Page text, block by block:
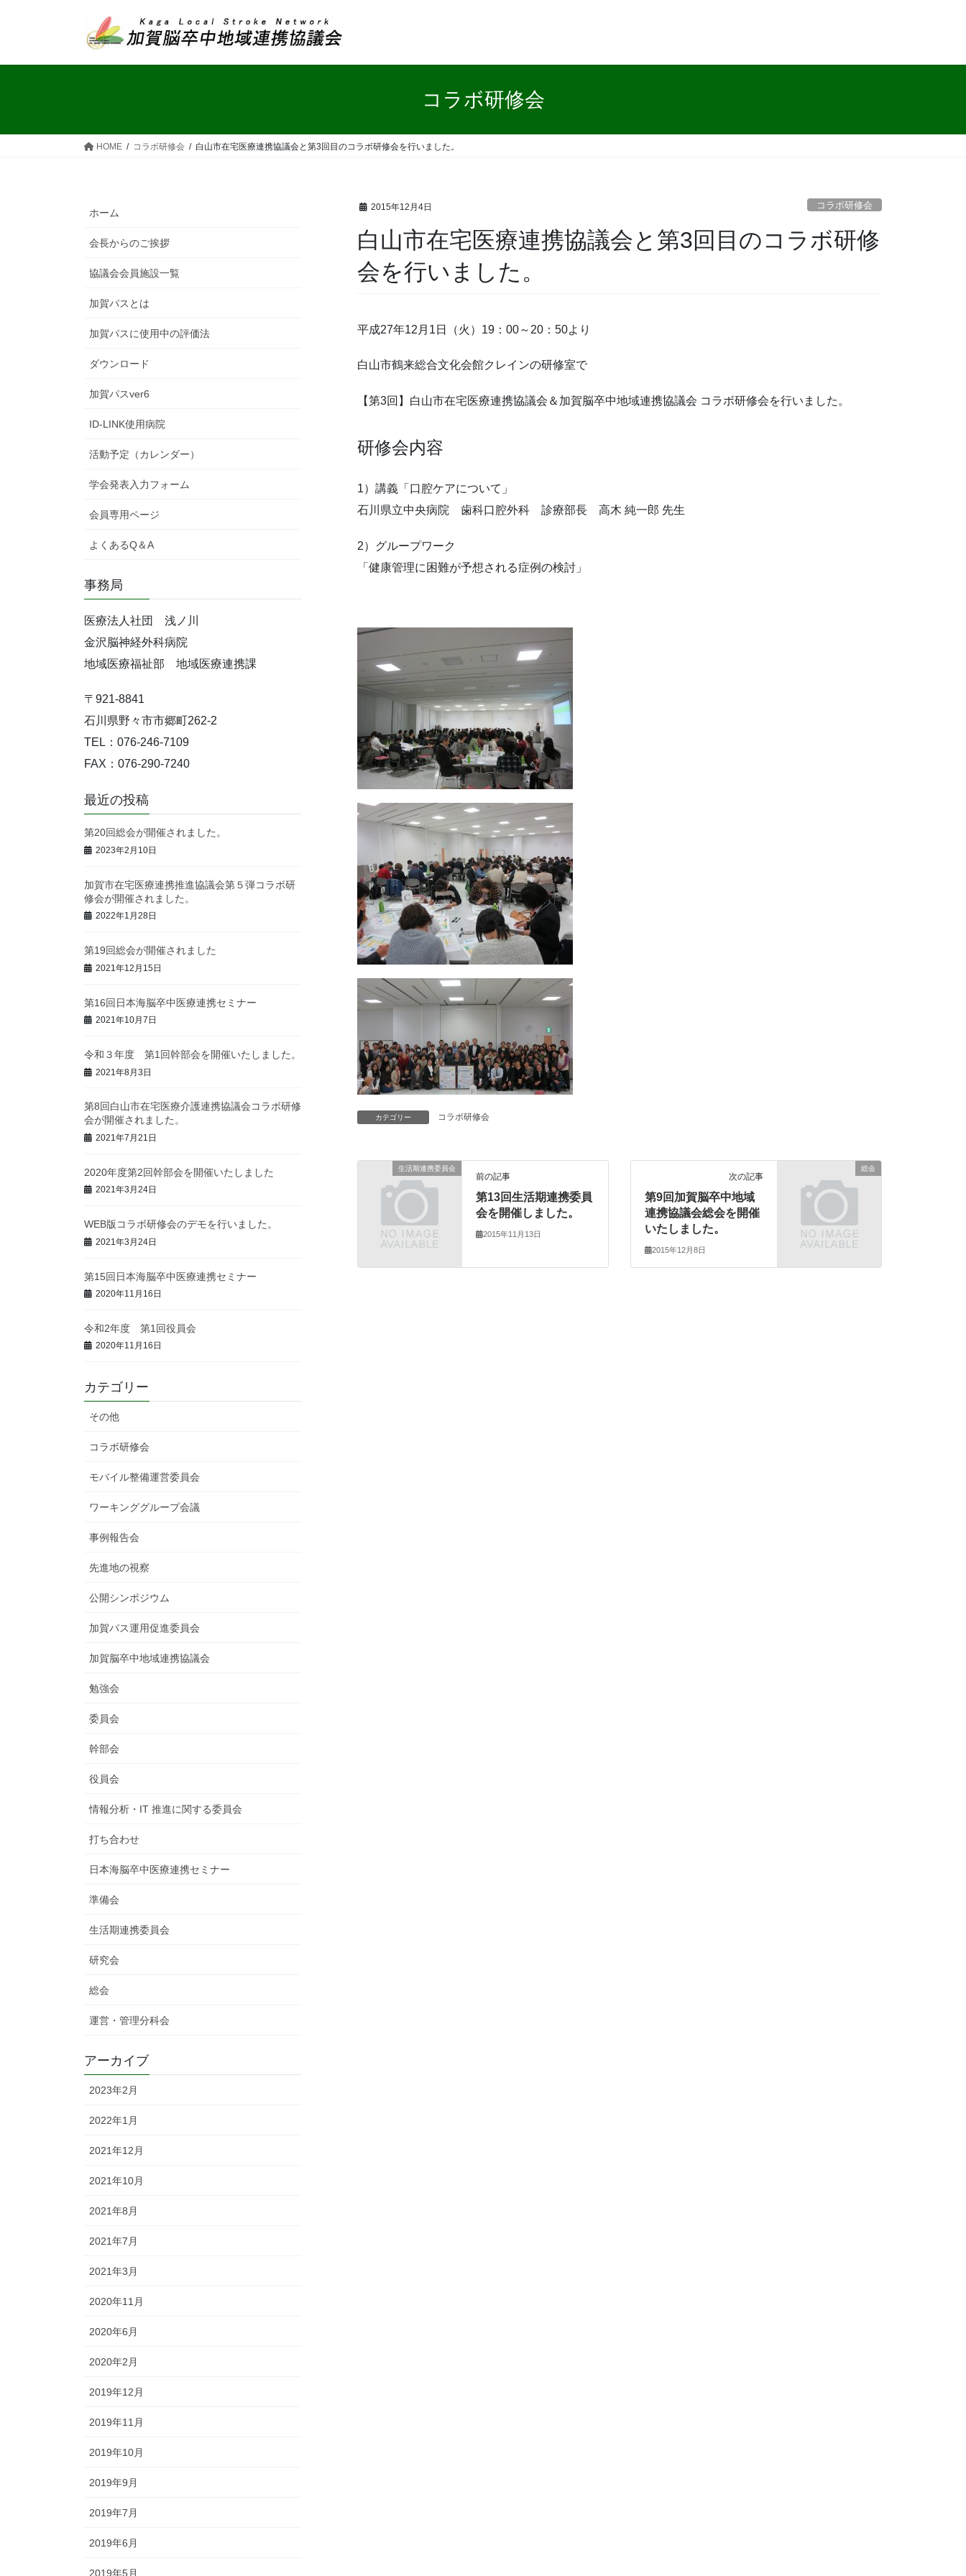
コラボ研修会
HOME コラボ研修会 白山市在宅医療連携協議会と第3回目のコラボ研修会を行いました。
2015年12月4日 コラボ研修会
白山市在宅医療連携協議会と第3回目のコラボ研修
会を行いました。
平成27年12月1日（火）19：00～20：50より
白山市鶴来総合文化会館クレインの研修室で
【第3回】白山市在宅医療連携協議会＆加賀脳卒中地域連携協議会 コラボ研修会を行いました。
研修会内容
1）講義「口腔ケアについて」
石川県立中央病院 歯科口腔外科 診療部長 高木 純一郎 先生
2）グループワーク
「健康管理に困難が予想される症例の検討」
カテゴリー コラボ研修会
生活期連携委員会
前の記事
第13回生活期連携委員
会を開催しました。
2015年11月13日
総会
次の記事
第9回加賀脳卒中地域
連携協議会総会を開催
いたしました。
2015年12月8日
ホーム
会長からのご挨拶
協議会会員施設一覧
加賀パスとは
加賀パスに使用中の評価法
ダウンロード
加賀パスver6
ID-LINK使用病院
活動予定（カレンダー）
学会発表入力フォーム
会員専用ページ
よくあるQ＆A
事務局
医療法人社団 浅ノ川
金沢脳神経外科病院
地域医療福祉部 地域医療連携課
〒921-8841
石川県野々市市郷町262-2
TEL：076-246-7109
FAX：076-290-7240
最近の投稿
第20回総会が開催されました。
2023年2月10日
加賀市在宅医療連携推進協議会第５弾コラボ研
修会が開催されました。
2022年1月28日
第19回総会が開催されました
2021年12月15日
第16回日本海脳卒中医療連携セミナー
2021年10月7日
令和３年度 第1回幹部会を開催いたしました。
2021年8月3日
第8回白山市在宅医療介護連携協議会コラボ研修
会が開催されました。
2021年7月21日
2020年度第2回幹部会を開催いたしました
2021年3月24日
WEB版コラボ研修会のデモを行いました。
2021年3月24日
第15回日本海脳卒中医療連携セミナー
2020年11月16日
令和2年度 第1回役員会
2020年11月16日
カテゴリー
その他
コラボ研修会
モバイル整備運営委員会
ワーキンググループ会議
事例報告会
先進地の視察
公開シンポジウム
加賀パス運用促進委員会
加賀脳卒中地域連携協議会
勉強会
委員会
幹部会
役員会
情報分析・IT 推進に関する委員会
打ち合わせ
日本海脳卒中医療連携セミナー
準備会
生活期連携委員会
研究会
総会
運営・管理分科会
アーカイブ
2023年2月
2022年1月
2021年12月
2021年10月
2021年8月
2021年7月
2021年3月
2020年11月
2020年6月
2020年2月
2019年12月
2019年11月
2019年10月
2019年9月
2019年7月
2019年6月
2019年5月